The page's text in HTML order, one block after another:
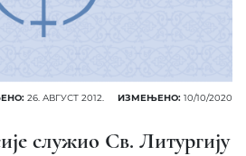
26. АВГУСТ 2012. ИЗМЕЊЕНО: 10/10/2020
служио Св. Литургију